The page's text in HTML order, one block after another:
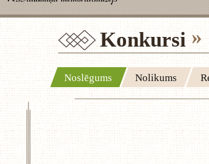
Konkursi
Noslēgums Nolikums